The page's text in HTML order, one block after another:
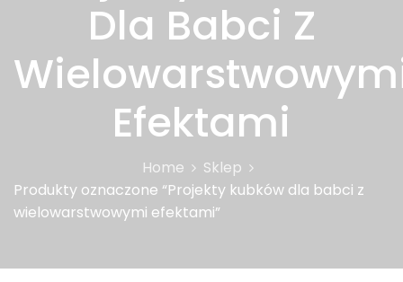
Dla Babci Z
Efektami
Home
Sklep
Produkty oznaczone “Projekty kubków dla babci z
wielowarstwowymi efektami”